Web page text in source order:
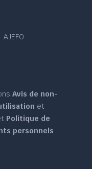
Avis de non-
et
Politique de
personnels